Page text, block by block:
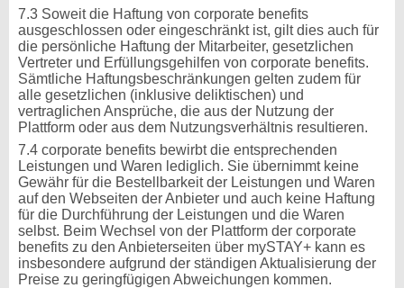
7.3 Soweit die Haftung von corporate benefits
ausgeschlossen oder eingeschränkt ist, gilt dies auch für
die persönliche Haftung der Mitarbeiter, gesetzlichen
Vertreter und Erfüllungsgehilfen von corporate benefits.
Sämtliche Haftungsbeschränkungen gelten zudem für
alle gesetzlichen (inklusive deliktischen) und
vertraglichen Ansprüche, die aus der Nutzung der
Plattform oder aus dem Nutzungsverhältnis resultieren.
7.4 corporate benefits bewirbt die entsprechenden
Leistungen und Waren lediglich. Sie übernimmt keine
Gewähr für die Bestellbarkeit der Leistungen und Waren
auf den Webseiten der Anbieter und auch keine Haftung
für die Durchführung der Leistungen und die Waren
selbst. Beim Wechsel von der Plattform der corporate
benefits zu den Anbieterseiten über mySTAY+ kann es
insbesondere aufgrund der ständigen Aktualisierung der
Preise zu geringfügigen Abweichungen kommen.